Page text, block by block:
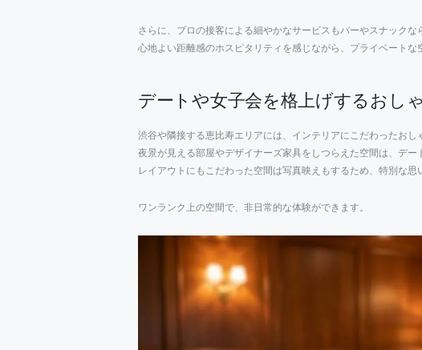
さらに、プロの接客による細やかなサービスもバーやスナックな
心地よい距離感のホスピタリティを感じながら、プライベートな
デートや女子会を格上げするおし
渋谷や隣接する恵比寿エリアには、インテリアにこだわったおし
夜景が見える部屋やデザイナーズ家具をしつらえた空間は、デー
レイアウトにもこだわった空間は写真映えもするため、特別な思
ワンランク上の空間で、非日常的な体験ができます。